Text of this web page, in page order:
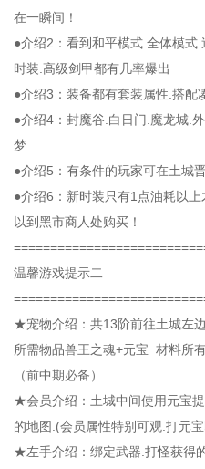
在一瞬间！
●介绍2：看到和平模式.全体模式
时装.高级剑甲都有几率爆出
●介绍3：装备都有套装属性.搭配
●介绍4：封魔谷.白日门.魔龙城.
梦
●介绍5：有条件的玩家可在土城
●介绍6：新时装只有1点油耗以
以到黑市商人处购买！
温馨游戏提示二
★宠物介绍：共13阶前往土城左
所需物品兽王之魂+元宝 材料所
（前中期必备）
★会员介绍：土城中间使用元宝
的地图.(会员属性特别可观.打元
★左手介绍：绑定武器.打怪获得